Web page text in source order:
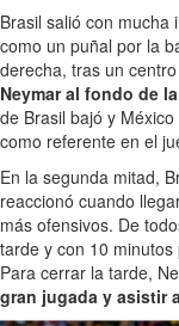
Brasil salió con mucha
como un puñal por la
derecha, tras un
Neymar al fondo de
de Brasil bajó y
como referente en el
En la segunda mitad,
reaccionó cuando
más ofensivos. De
tarde y con 10
Para cerrar la tarde,
gran jugada y asistir